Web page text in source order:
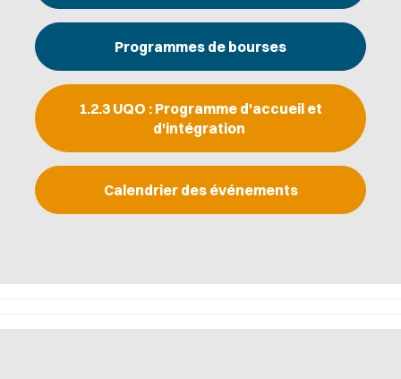
Programmes de bourses
1.2.3 UQO : Programme d'accueil et
d'intégration
Calendrier des événements